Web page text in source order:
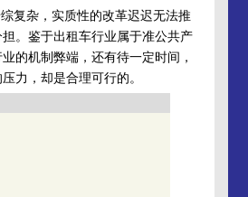
复杂，实质性的改革迟迟无法推
。鉴于出租车行业属于准公共产
的机制弊端，还有待一定时间，
力，却是合理可行的。